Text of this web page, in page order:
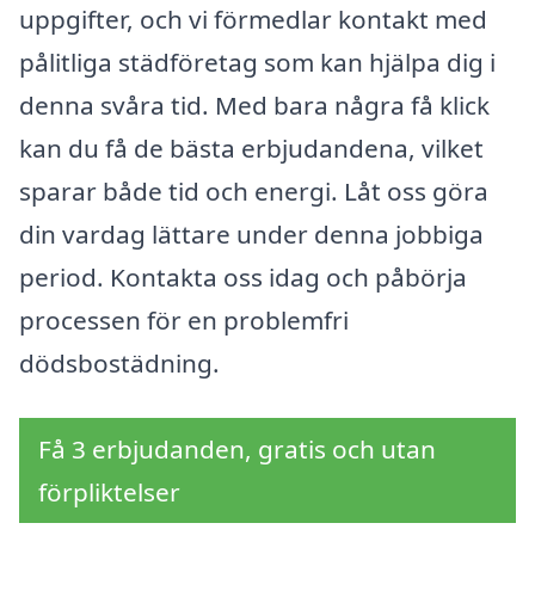
uppgifter, och vi förmedlar kontakt med
pålitliga städföretag som kan hjälpa dig i
denna svåra tid. Med bara några få klick
kan du få de bästa erbjudandena, vilket
sparar både tid och energi. Låt oss göra
din vardag lättare under denna jobbiga
period. Kontakta oss idag och påbörja
processen för en problemfri
dödsbostädning.
Få 3 erbjudanden, gratis och utan
förpliktelser